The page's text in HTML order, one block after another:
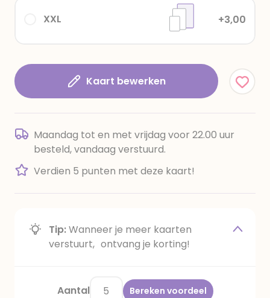
XXL +3,00
Kaart bewerken
Maandag tot en met vrijdag voor 22.00 uur
besteld, vandaag verstuurd.
Verdien 5 punten met deze kaart!
Tip:Wanneer je meer kaarten
verstuurt, ontvang je korting!
Aantal Bereken voordeel